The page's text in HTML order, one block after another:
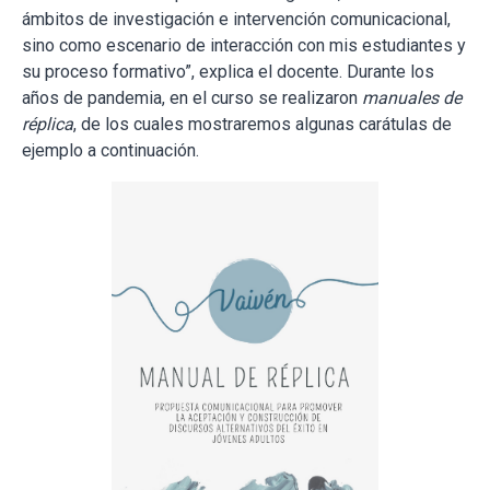
ámbitos de investigación e intervención comunicacional,
sino como escenario de interacción con mis estudiantes y
su proceso formativo”, explica el docente. Durante los
años de pandemia, en el curso se realizaron manuales de
réplica, de los cuales mostraremos algunas carátulas de
ejemplo a continuación.